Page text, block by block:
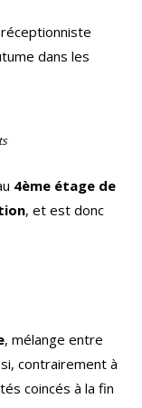
dans les
4ème étage de
, et est donc
, mélange entre
contrairement à
coincés à la fin